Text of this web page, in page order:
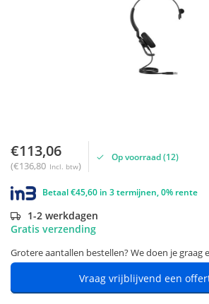
€113,06
(€136,80 Incl. btw)
Op voorraad (12)
Betaal €45,60 in 3 termijnen, 0% rente
1-2 werkdagen
Gratis verzending
Grotere aantallen bestellen? We doen je graag
Vraag vrijblijvend een